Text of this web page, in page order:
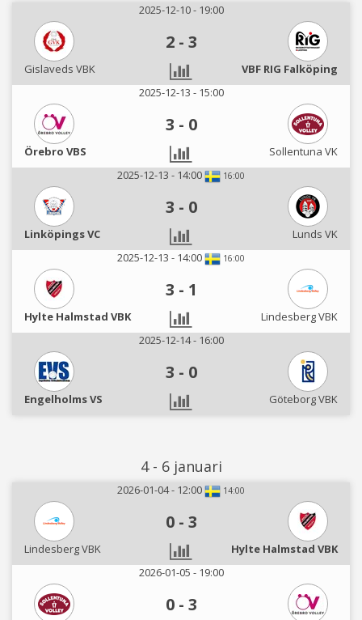
2025-12-10 - 19:00
2 - 3
Gislaveds VBK
VBF RIG Falköping
2025-12-13 - 15:00
3 - 0
Örebro VBS
Sollentuna VK
2025-12-13 - 14:00
16:00
3 - 0
Linköpings VC
Lunds VK
2025-12-13 - 14:00
16:00
3 - 1
Hylte Halmstad VBK
Lindesberg VBK
2025-12-14 - 16:00
3 - 0
Engelholms VS Göteborg VBK
4 - 6 januari
2026-01-04 - 12:00 14:00
0 - 3
Lindesberg VBK
Hylte Halmstad VBK
2026-01-05 - 19:00
0 - 3